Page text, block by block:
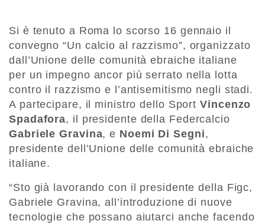
Si è tenuto a Roma lo scorso 16 gennaio il
convegno “Un calcio al razzismo”, organizzato
dall’Unione delle comunità ebraiche italiane
per un impegno ancor più serrato nella lotta
contro il razzismo e l’antisemitismo negli stadi.
A partecipare, il ministro dello SportVincenzo
Spadafora, il presidente della Federcalcio
Gabriele Gravina, e Noemi Di Segni,
presidente dell’Unione delle comunità ebraiche
italiane.
“Sto già lavorando con il presidente della Figc,
Gabriele Gravina, all’introduzione di nuove
tecnologie che possano aiutarci anche facendo